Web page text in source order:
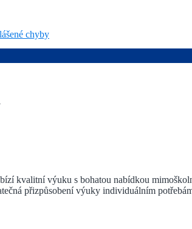
chyby
kvalitní výuku s bohatou nabídkou
přizpůsobení výuky individuálním